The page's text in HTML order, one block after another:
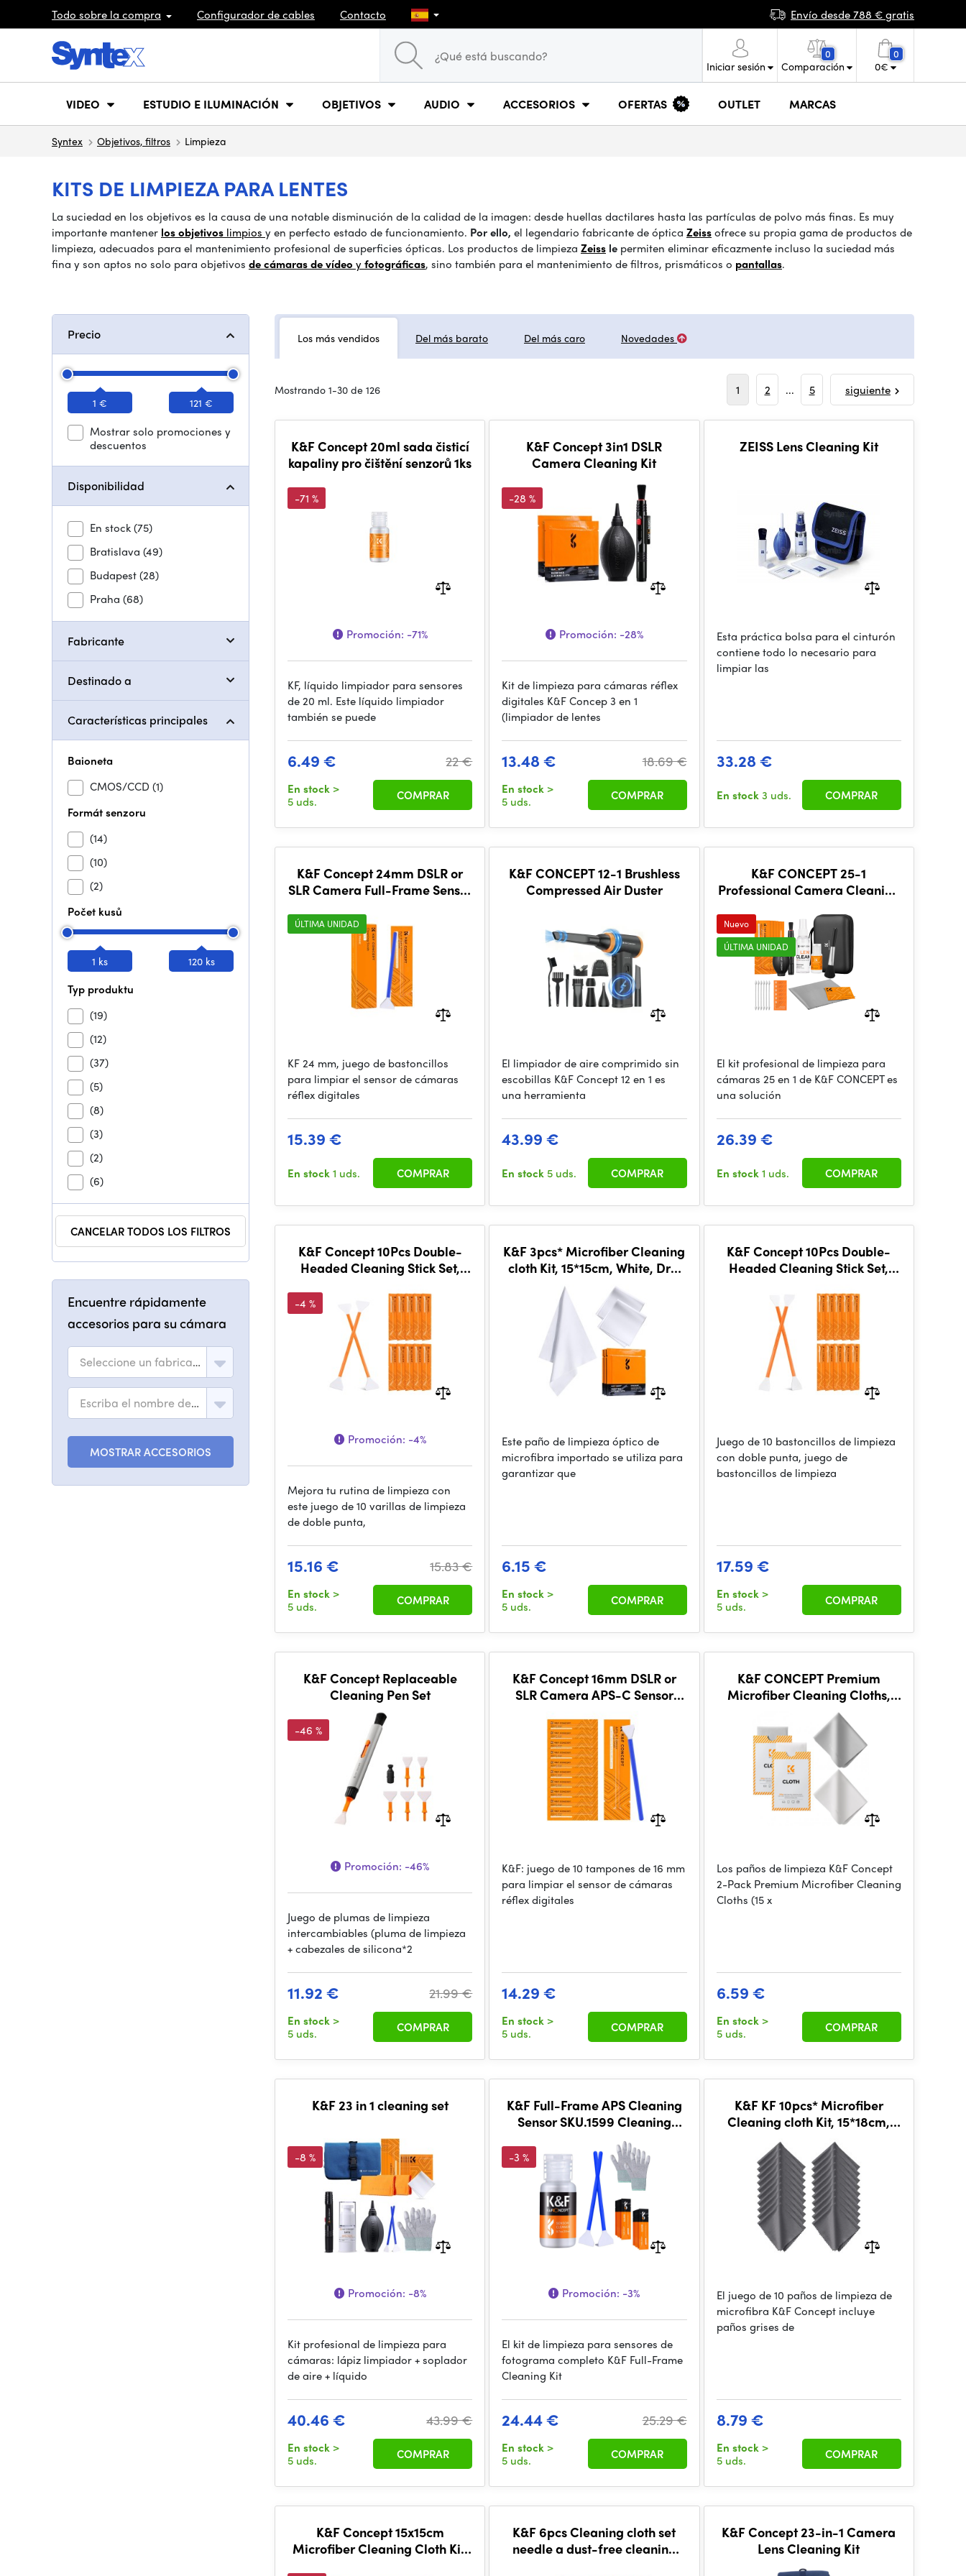
Todo sobre la compra Configurador de cables Contacto Envío desde 788 € gratis
Iniciar sesión
0
Comparación
0
0€
VIDEO ESTUDIO E ILUMINACIÓN OBJETIVOS AUDIO ACCESORIOS OFERTAS OUTLET MARCAS
Syntex Objetivos, filtros Limpieza
KITS DE LIMPIEZA PARA LENTES
La suciedad en los objetivos es la causa de una notable disminución de la calidad de la imagen: desde huellas dactilares hasta las partículas de polvo más finas. Es muy
importante mantener los objetivos limpios y en perfecto estado de funcionamiento. Por ello, el legendario fabricante de óptica Zeissofrece su propia gama de productos de
limpieza, adecuados para el mantenimiento profesional de superficies ópticas. Los productos de limpieza Zeiss le permiten eliminar eficazmente incluso la suciedad más
fina y son aptos no solo para objetivos de cámaras de vídeo yfotográficas, sino también para el mantenimiento de filtros, prismáticos o pantallas.
Precio
1 € 121 €
Mostrar solo promociones y
descuentos
Disponibilidad
En stock(75)
Bratislava (49)
Budapest(28)
Praha (68)
Fabricante
Destinado a
Características principales
Baioneta
CMOS/CCD (1)
Formát senzoru
(14)
(10)
(2)
Počet kusů
1 ks 120 ks
Typ produktu
(19)
(12)
(37)
(5)
(8)
(3)
(2)
(6)
CANCELAR TODOS LOS FILTROS
Encuentre rápidamente
accesorios para su cámara
Seleccione un fabricante
Escriba el nombre del modelo
MOSTRAR ACCESORIOS
Los más vendidos Del más barato Del más caro Novedades
Mostrando 1-30 de 126 1 2 ... 5 siguiente
K&F Concept 20ml sada čisticí
kapaliny pro čištění senzorů 1ks
-71 %
Promoción: -71%
KF, líquido limpiador para sensores
de 20 ml. Este líquido limpiador
también se puede
6.49 € 22 €
En stock >
5 uds.
COMPRAR
K&F Concept 3in1 DSLR
Camera Cleaning Kit
-28 %
Promoción: -28%
Kit de limpieza para cámaras réflex
digitales K&F Concep 3 en 1
(limpiador de lentes
13.48 € 18.69 €
En stock >
5 uds.
COMPRAR
ZEISS Lens Cleaning Kit
Esta práctica bolsa para el cinturón
contiene todo lo necesario para
limpiar las
33.28 €
En stock3 uds. COMPRAR
K&F Concept 24mm DSLR or
SLR Camera Full-Frame Sensor
ÚLTIMA UNIDAD
KF 24 mm, juego de bastoncillos
para limpiar el sensor de cámaras
réflex digitales
15.39 €
En stock1 uds. COMPRAR
K&F CONCEPT 12-1 Brushless
Compressed Air Duster
El limpiador de aire comprimido sin
escobillas K&F Concept 12 en 1 es
una herramienta
43.99 €
En stock 5 uds. COMPRAR
K&F CONCEPT 25-1
Professional Camera Cleaning
APS-C Sensor Cleaning Sw
Nuevo
ÚLTIMA UNIDAD
El kit profesional de limpieza para
cámaras 25 en 1 de K&F CONCEPT es
una solución
26.39 €
En stock1 uds. COMPRAR
K&F Concept 10Pcs Double-
Headed Cleaning Stick Set,
Stick 24mm Cleaning Cloth
Sticks Set
-4 %
Promoción: -4%
Mejora tu rutina de limpieza con
este juego de 10 varillas de limpieza
de doble punta,
15.16 € 15.83 €
En stock >
5 uds.
COMPRAR
K&F 3pcs* Microfiber Cleaning
cloth Kit, 15*15cm, White, Dry,
in vacuum
Este paño de limpieza óptico de
microfibra importado se utiliza para
garantizar que
6.15 €
En stock >
5 uds.
COMPRAR
K&F Concept 10Pcs Double-
Headed Cleaning Stick Set,
Stick 16mm Cleaning Cloth
Sticks Set
Juego de 10 bastoncillos de limpieza
con doble punta, juego de
bastoncillos de limpieza
17.59 €
En stock >
5 uds.
COMPRAR
K&F Concept Replaceable
Cleaning Pen Set
-46 %
Promoción: -46%
Juego de plumas de limpieza
intercambiables (pluma de limpieza
+ cabezales de silicona*2
11.92 € 21.99 €
En stock >
5 uds.
COMPRAR
K&F Concept 16mm DSLR or
SLR Camera APS-C Sensor
K&F: juego de 10 tampones de 16 mm
para limpiar el sensor de cámaras
réflex digitales
14.29 €
En stock >
5 uds.
COMPRAR
K&F CONCEPT Premium
Microfiber Cleaning Cloths,
Lens Cleaning Cloth for
Camera Lenses
Los paños de limpieza K&F Concept
2-Pack Premium Microfiber Cleaning
Cloths (15 x
6.59 €
En stock >
5 uds.
COMPRAR
K&F 23 in 1 cleaning set
-8 %
Promoción: -8%
Kit profesional de limpieza para
cámaras: lápiz limpiador + soplador
de aire + líquido
40.46 € 43.99 €
En stock >
5 uds.
COMPRAR
K&F Full-Frame APS Cleaning
Sensor SKU.1599 Cleaning
-3 %
Promoción: -3%
El kit de limpieza para sensores de
fotograma completo K&F Full-Frame
Cleaning Kit
24.44 € 25.29 €
En stock >
5 uds.
COMPRAR
K&F KF 10pcs* Microfiber
Cleaning cloth Kit, 15*18cm,
Gray, Dry, in OPP bag
El juego de 10 paños de limpieza de
microfibra K&F Concept incluye
paños grises de
8.79 €
En stock >
5 uds.
COMPRAR
K&F Concept 15x15cm
Microfiber Cleaning Cloth Kit,
K&F 6pcs Cleaning cloth set
needle a dust-free cleaning
K&F Concept 23-in-1 Camera
Lens Cleaning Kit